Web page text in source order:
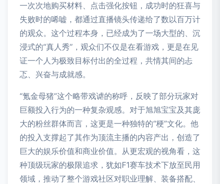
一次次地购买材料、点击强化按钮，成功时的狂喜与
失败时的唏嘘，都通过直播镜头传递给了数以百万计
的观众。这个过程本身，已经成为了一场大型的、沉
浸式的“真人秀”，观众们不仅是在看游戏，更是在见
证一个人为极致目标付出的全过程，共情其间的忐
忑、兴奋与成就感。
“氪金母猪”这个略带戏谑的称呼，反映了部分玩家对
巨额投入行为的一种复杂观感。对于旭旭宝宝及其庞
大的粉丝群体而言，这更是一种独特的“梗”文化。他
的投入支撑起了其作为顶流主播的内容产出，创造了
巨大的娱乐价值和商业价值。从更宏观的视角看，这
种顶级玩家的极限追求，犹如F1赛车技术下放至民用
领域，推动了整个游戏社区对职业理解、装备搭配、